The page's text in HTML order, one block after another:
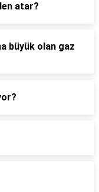
atar?
büyük olan gaz